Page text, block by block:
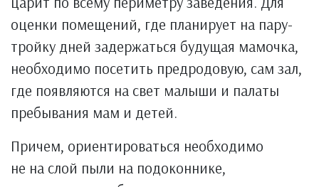
оценки помещений, где планирует на пару-
тройку дней задержаться будущая мамочка,
необходимо посетить предродовую, сам зал,
где появляются на свет малыши и палаты
пребывания мам и детей.
Причем, ориентироваться необходимо
не на слой пыли на подоконнике,